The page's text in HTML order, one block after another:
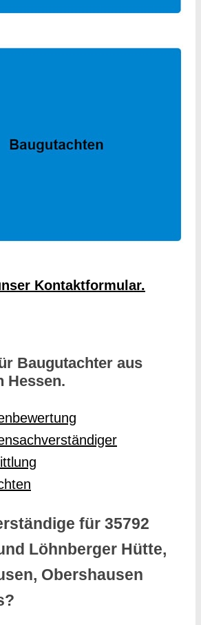
Kontaktformular.
Baugutachter aus
Hessen.
für 35792
Löhnberger Hütte,
Obershausen